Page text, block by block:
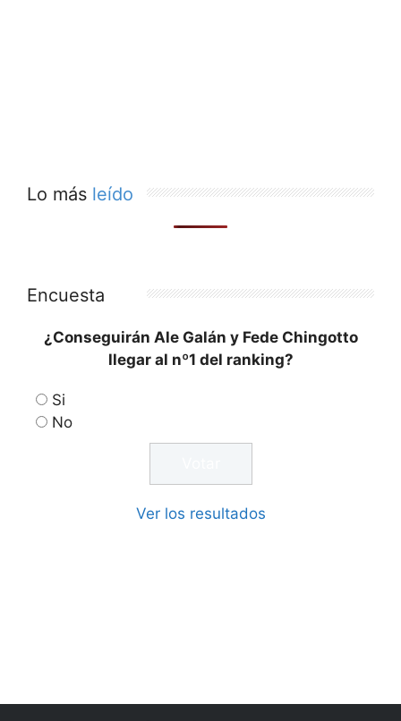
Lo más leído
Encuesta
¿Conseguirán Ale Galán y Fede Chingotto
llegar al nº1 del ranking?
Si
No
Ver los resultados